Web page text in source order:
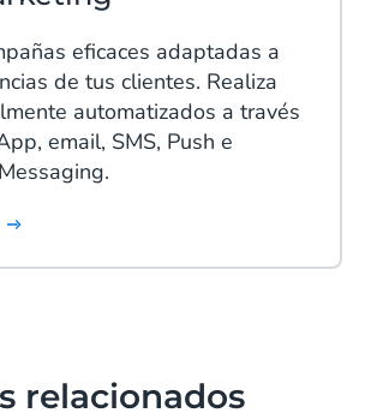
eficaces adaptadas a
de tus clientes. Realiza
automatizados a través
email, SMS, Push e
relacionados